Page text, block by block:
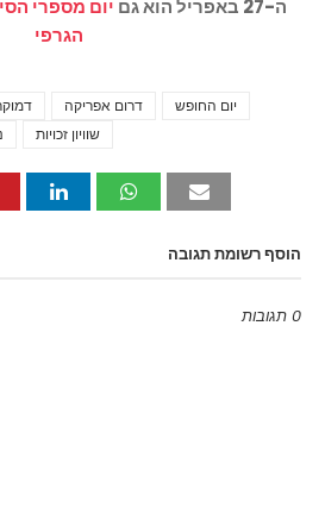
ה-27 באפריל הוא גם יום מספרי
הגרפי
דרום אפריקה
יום החופש
שוויון זכויות
הוסף רשומת תגובה
0 תגובות